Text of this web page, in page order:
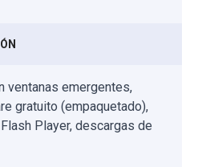
ventanas emergentes,
gratuito (empaquetado),
Player, descargas de